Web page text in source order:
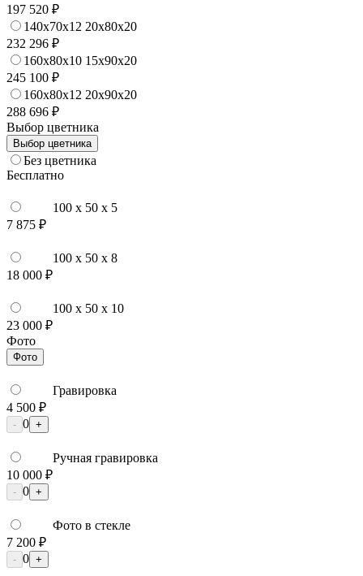
197 520 ₽
140x70x12 20x80x20
232 296 ₽
160x80x10 15x90x20
245 100 ₽
160x80x12 20x90x20
288 696 ₽
Выбор цветника
Выбор цветника
Без цветника
Бесплатно
100 x 50 x 5
7 875 ₽
100 x 50 x 8
18 000 ₽
100 x 50 x 10
23 000 ₽
Фото
Фото
Гравировка
4 500 ₽
- 0 +
Ручная гравировка
10 000 ₽
- 0 +
Фото в стекле
7 200 ₽
- 0 +